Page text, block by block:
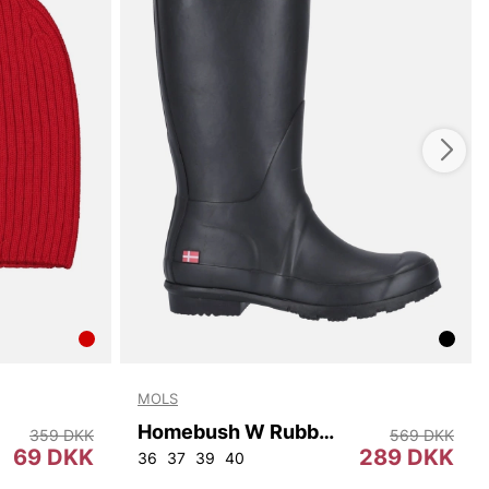
69 DKK
359 DKK
MOLS
Homebush W Rubber Boot
36 37 39 40 289 DKK
569 DKK